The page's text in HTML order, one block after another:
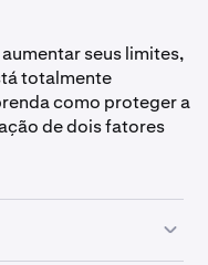
seus limites,
totalmente
como proteger a
de dois fatores